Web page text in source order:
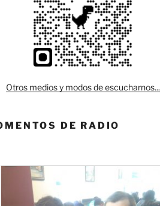
Otros medios y modos de escucharnos...
DE RADIO